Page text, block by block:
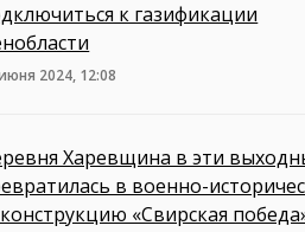
к газификации
2024, 12:08
Харевщина в эти
в военно-
«Свирская